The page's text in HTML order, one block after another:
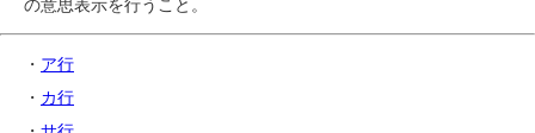
の意思表示を行うこと。
・ ア行
・ カ行